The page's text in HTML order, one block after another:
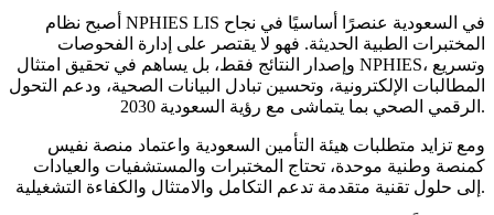
أصبح نظام NPHIES LIS في السعودية عنصرًا أساسيًا في نجاح
المختبرات الطبية الحديثة. فهو لا يقتصر على إدارة الفحوصات
وإصدار النتائج فقط، بل يساهم في تحقيق امتثال NPHIES، وتسريع
المطالبات الإلكترونية، وتحسين تبادل البيانات الصحية، ودعم التحول
الرقمي الصحي بما يتماشى مع رؤية السعودية 2030.
ومع تزايد متطلبات هيئة التأمين السعودية واعتماد منصة نفيس
كمنصة وطنية موحدة، تحتاج المختبرات والمستشفيات والعيادات
إلى حلول تقنية متقدمة تدعم التكامل والامتثال والكفاءة التشغيلية.